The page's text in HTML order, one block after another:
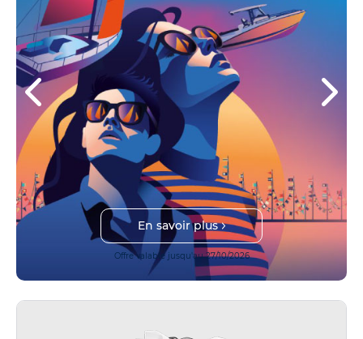
En savoir plus
Offre valable jusqu'au 27/10/2026